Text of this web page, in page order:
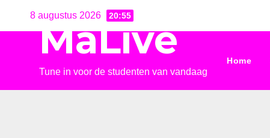
8 augustus 2026 20:55
MaLive
Tune in voor de studenten van vandaag
Home